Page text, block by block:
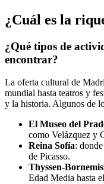
¿Cuál es la
¿Qué tipos de
encontrar?
La oferta cultural de
mundial hasta teatros y
y la historia. Algunos de
El Museo del
como Velázquez y
Reina Sofía:
de Picasso.
Thyssen-
Edad Media hasta